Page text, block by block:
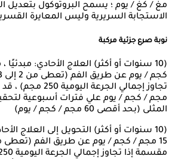
مغ / كغ / يوم ؛ يسمح البروتوكول بتعديل
الاستجابة السريرية وليس المعايرة
نوبة صرع جزئية مركبة
مجم / كجم / يوم علي فترات أسبوعية
المثلى (بحد أقصى 60 مجم / كجم / يوم)